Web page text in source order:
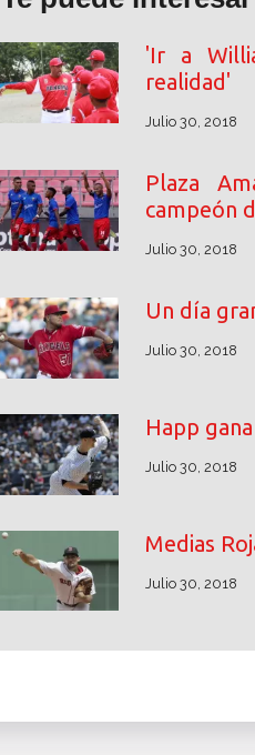
'Ir a
realidad'
Julio 30, 2018
Plaza
campeón
Julio 30, 2018
Un día
Julio 30, 2018
Happ
Julio 30, 2018
Medias
Julio 30, 2018